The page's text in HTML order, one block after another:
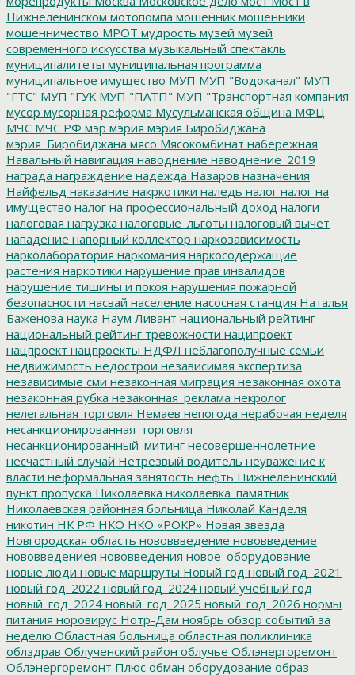
Нижнеленинском мотопомпа мошенник мошенники
мошенничество МРОТ мудрость музей музей
современного искусства музыкальный спектакль
муниципалитеты муниципальная программа
муниципальное имущество МУП МУП "Водоканал" МУП
"ГТС" МУП "ГУК МУП "ПАТП" МУП "Транспортная компания
мусор мусорная реформа Мусульманская община МФЦ
МЧС МЧС РФ мэр мэрия мэрия Биробиджана
мэрия_Биробиджана мясо Мясокомбинат набережная
Навальный навигация наводнение наводнение_2019
награда награждение надежда Назаров назначения
Найфельд наказание накркотики наледь налог налог на
имущество налог на профессиональный доход налоги
налоговая нагрузка налоговые_льготы налоговый вычет
нападение напорный коллектор наркозависимость
нарколаборатория наркомания наркосодержащие
растения наркотики нарушение прав инвалидов
нарушение тишины и покоя нарушения пожарной
безопасности насвай население насосная станция Наталья
Баженова наука Наум Ливант национальный рейтинг
национальный рейтинг тревожности наципроект
нацпроект нацпроекты НДФЛ неблагополучные семьи
недвижимость недострои независимая экспертиза
независимые сми незаконная миграция незаконная охота
незаконная рубка незаконная_реклама некролог
нелегальная торговля Немаев непогода нерабочая неделя
несанкционированная_торговля
несанкционированный_митинг несовершеннолетние
несчастный случай Нетрезвый водитель неуважение к
власти неформальная занятость нефть Нижнеленинский
пункт пропуска Николаевка николаевка_памятник
Николаевская районная больница Николай Канделя
никотин НК РФ НКО НКО «РОКР» Новая звезда
Новгородская область нововвведение нововведение
нововведениея нововведения новое_оборудование
новые люди новые маршруты Новый год новый год_2021
новый год_2022 новый год_2024 новый учебный год
новый_год_2024 новый_год_2025 новый_год_2026 нормы
питания норовирус Нотр-Дам ноябрь обзор событий за
неделю Областная больница областная поликлиника
облздрав Облученский район облучье Облэнергоремонт
Облэнергоремонт Плюс обман оборудование образ